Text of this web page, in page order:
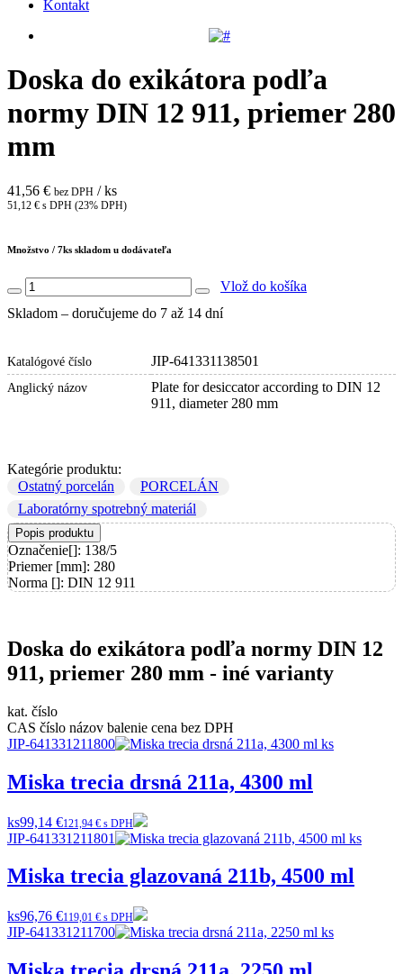
Kontakt
Doska do exikátora podľa
normy DIN 12 911, priemer 280
mm
41,56 € bez DPH / ks
51,12 € s DPH (23% DPH)
Množstvo / 7ks skladom u dodávateľa
Vlož do košíka
Skladom – doručujeme do 7 až 14 dní
Katalógové číslo JIP-641331138501
Anglický názov
Plate for desiccator according to DIN 12
911, diameter 280 mm
Kategórie produktu:
Ostatný porcelán
PORCELÁN
Laboratórny spotrebný materiál
Popis produktu
Označenie[]: 138/5
Priemer [mm]: 280
Norma []: DIN 12 911
Doska do exikátora podľa normy DIN 12
911, priemer 280 mm - iné varianty
kat. číslo
CAS číslo názov balenie cena bez DPH
JIP-641331211800
Miska trecia drsná 211a, 4300 ml
ks99,14 €121,94 € s DPH
JIP-641331211801
Miska trecia glazovaná 211b, 4500 ml
ks96,76 €119,01 € s DPH
JIP-641331211700